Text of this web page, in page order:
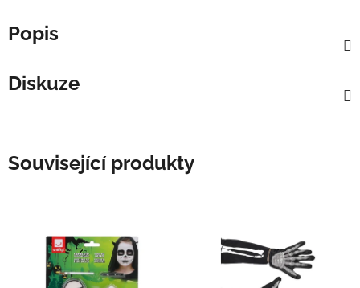
Popis
Diskuze
Související produkty